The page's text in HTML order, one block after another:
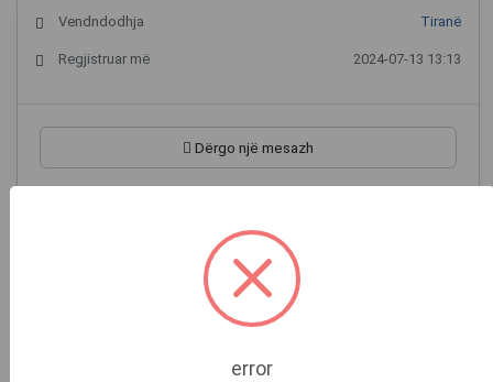
Vendndodhja Tiranë
Regjistruar më 2024-07-13 13:13
Dërgo një mesazh
error